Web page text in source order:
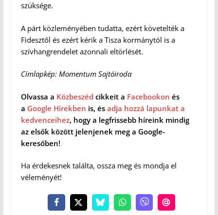
szüksége.
A párt közleményében tudatta, ezért követelték a
Fidesztől és ezért kérik a Tisza kormánytól is a
szívhangrendelet azonnali eltörlését.
Címlapkép: Momentum Sajtóiroda
Olvassa a Közbeszéd cikkeit a Facebookon és
a Google Hírekben is, és adja hozzá lapunkat a
kedvenceihez, hogy a legfrissebb híreink mindig
az elsők között jelenjenek meg a Google-
keresőben!
Ha érdekesnek találta, ossza meg és mondja el
véleményét!